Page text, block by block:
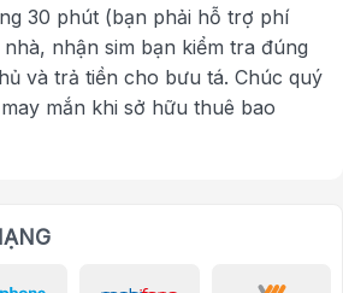
30 phút (bạn phải hỗ trợ phí
nhận sim bạn kiểm tra đúng
và trả tiền cho bưu tá. Chúc quý
mắn khi sở hữu thuê bao